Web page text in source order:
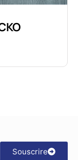
Souscrire